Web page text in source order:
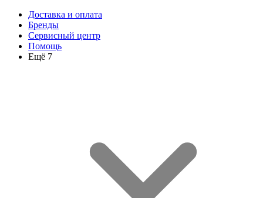
Доставка и оплата
Бренды
Сервисный центр
Помощь
Ещё 7